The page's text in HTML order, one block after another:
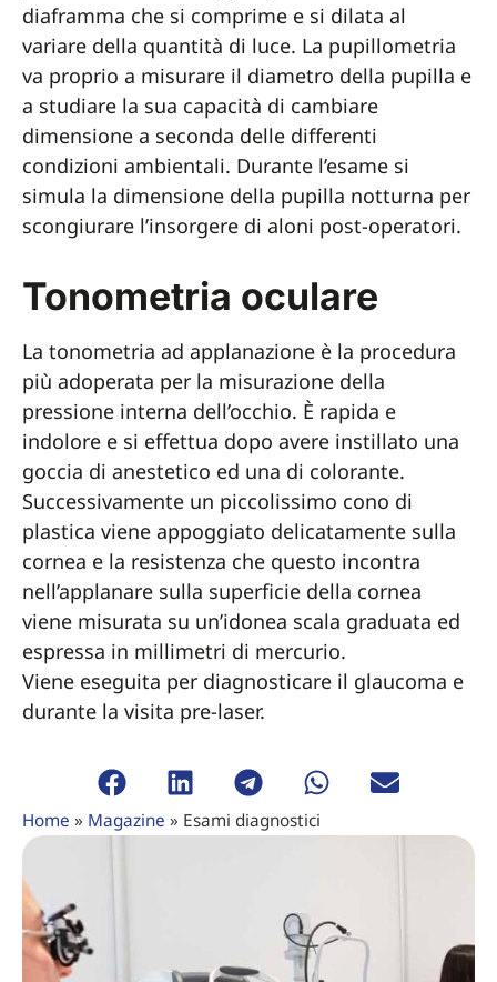
Home » Magazine » Esami diagnostici
diaframma che si comprime e si dilata al
variare della quantità di luce. La pupillometria
va proprio a misurare il diametro della pupilla e
a studiare la sua capacità di cambiare
dimensione a seconda delle differenti
condizioni ambientali. Durante l’esame si
simula la dimensione della pupilla notturna per
scongiurare l’insorgere di aloni post-operatori.
Tonometria oculare
La tonometria ad applanazione è la procedura
più adoperata per la misurazione della
pressione interna dell’occhio. È rapida e
indolore e si effettua dopo avere instillato una
goccia di anestetico ed una di colorante.
Successivamente un piccolissimo cono di
plastica viene appoggiato delicatamente sulla
cornea e la resistenza che questo incontra
nell’applanare sulla superficie della cornea
viene misurata su un’idonea scala graduata ed
espressa in millimetri di mercurio.
Viene eseguita per diagnosticare il glaucoma e
durante la visita pre-laser.